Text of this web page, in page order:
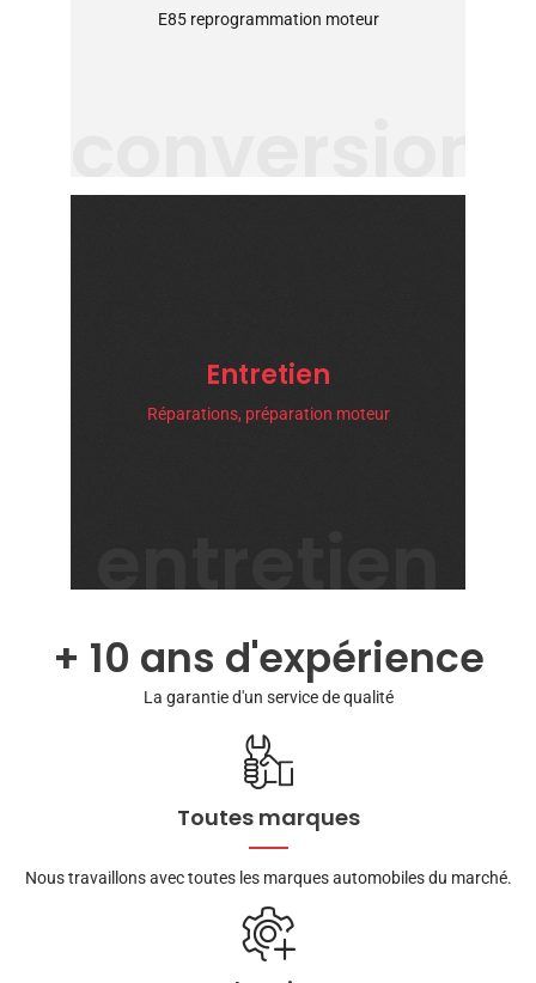
conversion
E85 reprogrammation moteur
entretien
Entretien
Réparations, préparation moteur
+ 10 ans d'expérience
La garantie d'un service de qualité
Toutes marques
Nous travaillons avec toutes les marques automobiles du marché.